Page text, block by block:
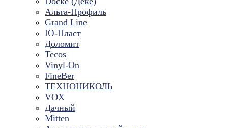
Альта-Профиль
Grand Line
Ю-Пласт
Доломит
Tecos
Vinyl-On
FineBer
ТЕХНОНИКОЛЬ
VOX
Дачный
Mitten